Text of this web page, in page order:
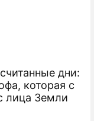
дни:
которая с
лица Земли